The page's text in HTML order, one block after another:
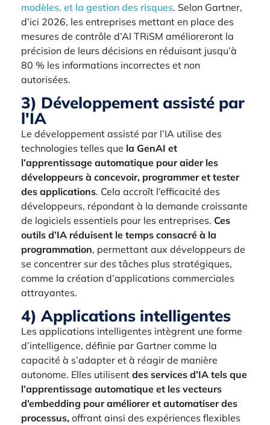
modèles, et la gestion des risques. Selon Gartner,
d’ici 2026, les entreprises mettant en place des
mesures de contrôle d’AI TRiSM amélioreront la
précision de leurs décisions en réduisant jusqu’à
80 % les informations incorrectes et non
autorisées.
3) Développement assisté par
l'IA
Le développement assisté par l’IA utilise des
technologies telles que la GenAI et
l’apprentissage automatique pour aider les
développeurs à concevoir, programmer et tester
des applications. Cela accroît l’efficacité des
développeurs, répondant à la demande croissante
de logiciels essentiels pour les entreprises. Ces
outils d’IA réduisent le temps consacré à la
programmation, permettant aux développeurs de
se concentrer sur des tâches plus stratégiques,
comme la création d’applications commerciales
attrayantes.
4) Applications intelligentes
Les applications intelligentes intègrent une forme
d’intelligence, définie par Gartner comme la
capacité à s’adapter et à réagir de manière
autonome. Elles utilisent des services d’IA tels que
l’apprentissage automatique et les vecteurs
d’embedding pour améliorer et automatiser des
processus, offrant ainsi des expériences flexibles